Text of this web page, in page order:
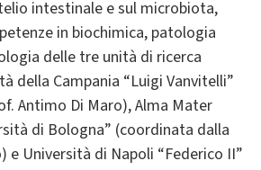
intestinale e sul microbiota,
in biochimica, patologia
delle tre unità di ricerca
della Campania “Luigi Vanvitelli”
Antimo Di Maro), Alma Mater
di Bologna” (coordinata dalla
e Università di Napoli “Federico II”